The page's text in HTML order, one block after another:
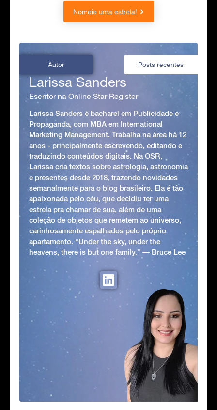
Nomeie uma estrela!
Autor Posts recentes
Larissa Sanders
Escritor na Online Star Register
Larissa Sanders é bacharel em Publicidade e
Propaganda, com MBA em International
Marketing Management. Trabalha na área há 12
anos - principalmente escrevendo, editando e
traduzindo conteúdos digitais. Na OSR,
Larissa cria textos sobre astrologia, astronomia
e presentes desde 2018, trazendo novidades
semanalmente para o blog brasileiro. Ela é tão
apaixonada pelo céu, que decidiu ter uma
estrela pra chamar de sua, além de uma
coleção de objetos que remetem ao universo,
carinhosamente espalhados pelo próprio
apartamento. “Under the sky, under the
heavens, there is but one family.” ― Bruce Lee